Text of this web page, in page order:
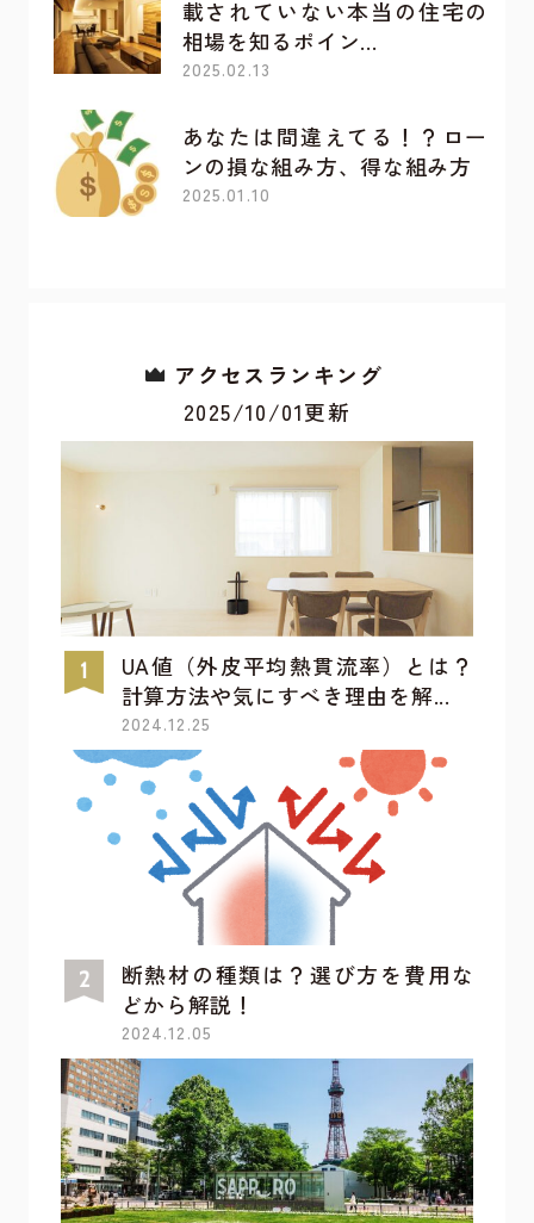
載されていない本当の住宅の
相場を知るポイン…
2025.02.13
あなたは間違えてる！？ロー
ンの損な組み方、得な組み方
2025.01.10
アクセスランキング
2025/10/01更新
UA値（外皮平均熱貫流率）とは？
計算方法や気にすべき理由を解...
2024.12.25
断熱材の種類は？選び方を費用な
どから解説！
2024.12.05